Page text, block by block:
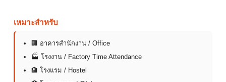
เหมาะสำหรับ
🏢 อาคารสำนักงาน / Office
🏭 โรงงาน / Factory Time Attendance
🏨 โรงแรม / Hostel